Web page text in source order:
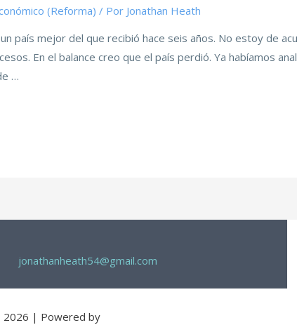
(Reforma) / Por Jonathan Heath
país mejor del que recibió hace seis años. No estoy de
En el balance creo que el país perdió. Ya habíamos
…
jonathanheath54@gmail.com
2026 | Powered by